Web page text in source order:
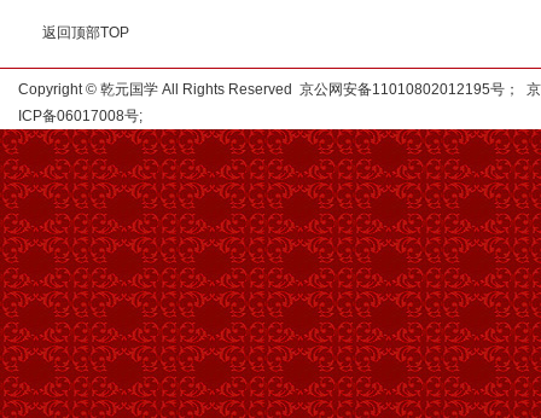
返回顶部TOP
Copyright © 乾元国学 All Rights Reserved 京公网安备11010802012195号； 京
ICP备06017008号;